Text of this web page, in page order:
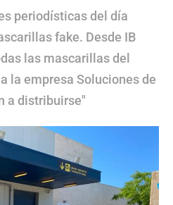
periodísticas del día
fake. Desde IB
las mascarillas del
la empresa Soluciones de
a distribuirse"